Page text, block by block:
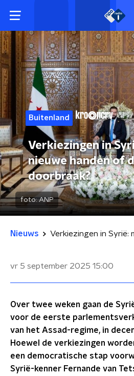
Buitenland
Verkiezingen in
nieuwe handen of
doorbraak?
foto: ANP
Nieuws
vr 5 september 2025 15:00
Over twee weken gaan de
voor de eerste
van het Assad-regime, in
Hoewel de verkiezingen
een democratische stap
Syrië-kenner Fernande van